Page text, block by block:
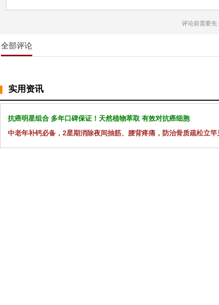
评论前需要先
全部评论
实用资讯
抗癌明星组合 多年口碑保证！天然植物萃取 有效对抗癌细胞
中老年补钙必备，2星期消除夜间抽筋、腰背疼痛，防治骨质疏松立竿